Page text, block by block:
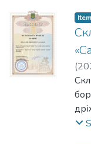
Item
(